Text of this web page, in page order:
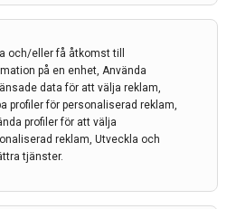
och/eller få åtkomst till
på en enhet, Använda
data för att välja reklam,
profiler för personaliserad reklam,
profiler för att välja
reklam, Utveckla och
tjänster.
och förbättrad GI tolerabilitet